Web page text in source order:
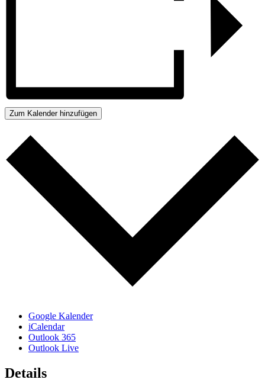
Zum Kalender hinzufügen
Google Kalender
iCalendar
Outlook 365
Outlook Live
Details